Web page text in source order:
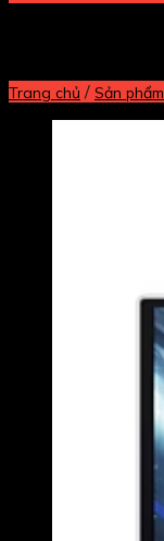
Trang chủ / Sản phẩm